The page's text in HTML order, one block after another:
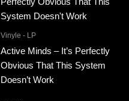
Vinyle - LP
Active Minds – It’s Perfectly
Obvious That This System
Doesn’t Work